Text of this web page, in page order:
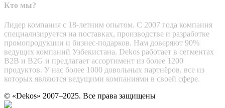
Кто мы?
Лидер компания с 18-летним опытом. С 2007 года компания
специализируется на поставках, производстве и разработке
промопродукции и бизнес-подарков. Нам доверяют 90%
ведущих компаний Узбекистана. Dekos работает в сегментах
B2B и B2G и предлагает ассортимент из более 1200
продуктов. У нас более 1000 довольных партнёров, все из
которых являются ведущими компаниями в своей сфере.
© «Dekos» 2007–2025. Все права защищены